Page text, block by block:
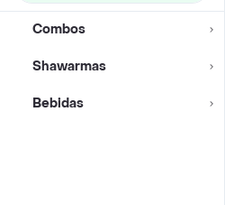
Combos
Shawarmas
Bebidas